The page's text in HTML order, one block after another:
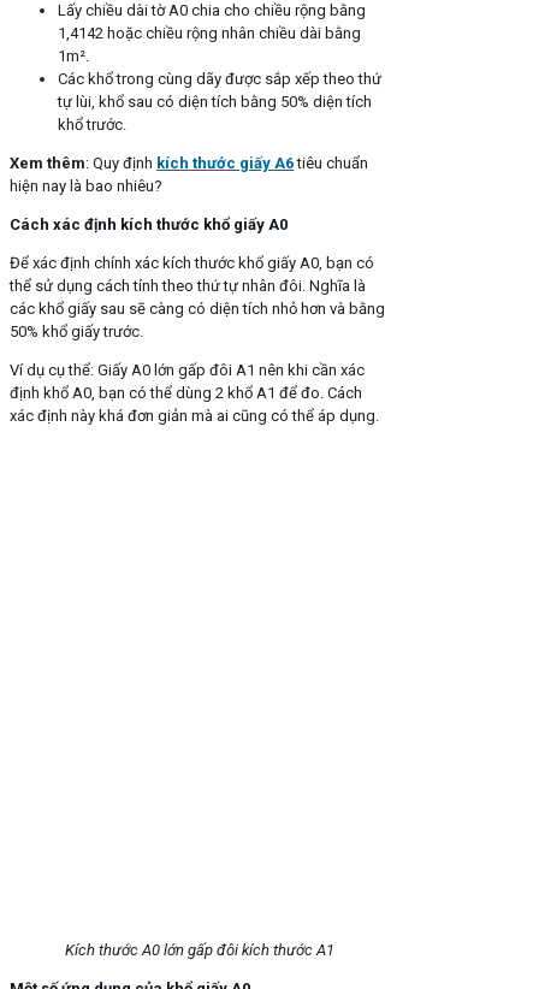
Lấy chiều dài tờ A0 chia cho chiều rộng bằng
1,4142 hoặc chiều rộng nhân chiều dài bằng
1m².
Các khổ trong cùng dãy được sắp xếp theo thứ
tự lùi, khổ sau có diện tích bằng 50% diện tích
khổ trước.
Xem thêm: Quy định kích thước giấy A6tiêu chuẩn
hiện nay là bao nhiêu?
Cách xác định kích thước khổ giấy A0
Để xác định chính xác kích thước khổ giấy A0, bạn có
thể sử dụng cách tính theo thứ tự nhân đôi. Nghĩa là
các khổ giấy sau sẽ càng có diện tích nhỏ hơn và bằng
50% khổ giấy trước.
Ví dụ cụ thể: Giấy A0 lớn gấp đôi A1 nên khi cần xác
định khổ A0, bạn có thể dùng 2 khổ A1 để đo. Cách
xác định này khá đơn giản mà ai cũng có thể áp dụng.
Kích thước A0 lớn gấp đôi kích thước A1